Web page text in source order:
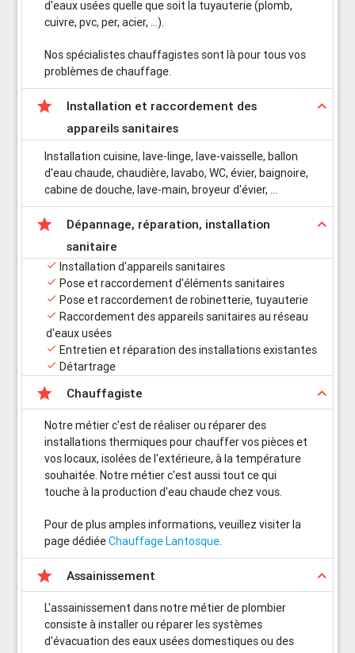
d'eaux usées quelle que soit la tuyauterie (plomb,
cuivre, pvc, per, acier, ...).
Nos spécialistes chauffagistes sont là pour tous vos
problèmes de chauffage.
 keyboard_arrow_up
Installation et raccordement des
appareils sanitaires
Installation cuisine, lave-linge, lave-vaisselle, ballon
d'eau chaude, chaudière, lavabo, WC, évier, baignoire,
cabine de douche, lave-main, broyeur d'évier, ...
 keyboard_arrow_up
Dépannage, réparation, installation
sanitaire
 Installation d'appareils sanitaires
 Pose et raccordement d'éléments sanitaires
 Pose et raccordement de robinetterie, tuyauterie
 Raccordement des appareils sanitaires au réseau
d'eaux usées
 Entretien et réparation des installations existantes
 Détartrage
 keyboard_arrow_up
Chauffagiste
Notre métier c'est de réaliser ou réparer des
installations thermiques pour chauffer vos pièces et
vos locaux, isolées de l'extérieure, à la température
souhaitée. Notre métier c'est aussi tout ce qui
touche à la production d'eau chaude chez vous.
Pour de plus amples informations, veuillez visiter la
page dédiéeChauffage Lantosque.
 keyboard_arrow_up
Assainissement
L'assainissement dans notre métier de plombier
consiste à installer ou réparer les systèmes
d'évacuation des eaux usées domestiques ou des